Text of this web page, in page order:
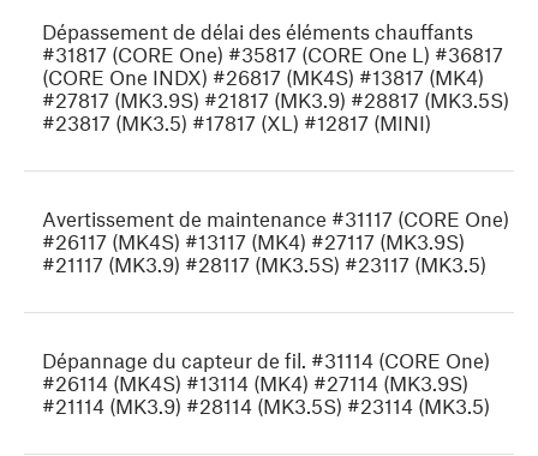
Dépassement de délai des éléments chauffants
#31817 (CORE One) #35817 (CORE One L) #36817
(CORE One INDX) #26817 (MK4S) #13817 (MK4)
#27817 (MK3.9S) #21817 (MK3.9) #28817 (MK3.5S)
#23817 (MK3.5) #17817 (XL) #12817 (MINI)
Avertissement de maintenance #31117 (CORE One)
#26117 (MK4S) #13117 (MK4) #27117 (MK3.9S)
#21117 (MK3.9) #28117 (MK3.5S) #23117 (MK3.5)
Dépannage du capteur de fil. #31114 (CORE One)
#26114 (MK4S) #13114 (MK4) #27114 (MK3.9S)
#21114 (MK3.9) #28114 (MK3.5S) #23114 (MK3.5)